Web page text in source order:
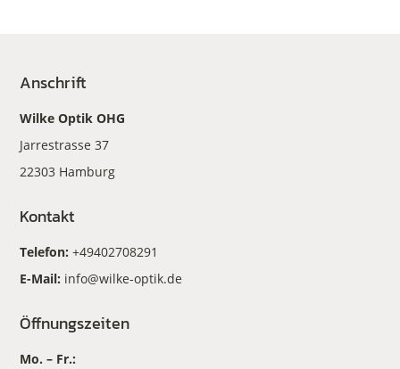
Anschrift
Wilke Optik OHG
Jarrestrasse 37
22303 Hamburg
Kontakt
Telefon:+49402708291
E-Mail: info@wilke-optik.de
Öffnungszeiten
Mo. – Fr.: